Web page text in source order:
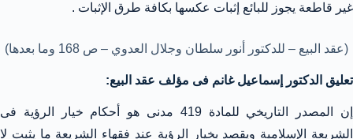
غير قاطعة يجوز للبائع إثبات عكسها بكافة طرق الإثبات .
(عقد البيع – للدكتور أنور سلطان وجلال العدوي – ص 168 وما بعدها)
تعليق الدكتور إسماعيل غانم فى مؤلف عقد البيع:
إن المصدر التاريخي للمادة 419 مدنى هو أحكام خيار الرؤية فى
الشريعة الإسلامية ويقصد بخيار الرؤية عند فقهاء الشريعة ما يثبت لا